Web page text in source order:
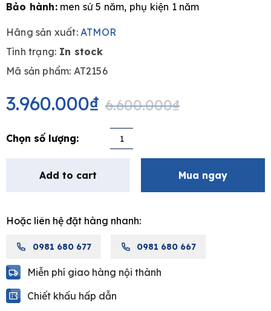
Bảo hành:men sứ 5 năm, phụ kiện 1 năm
Hãng sản xuất:ATMOR
Tình trạng: In stock
Mã sản phẩm: AT2156
6.600.000₫
Original
price
was:
6.600.000₫.
3.960.000₫
Current
price
is:
3.960.000₫.
khối
quantity
Add to cart Mua ngay
Hoặc liên hệ đặt hàng nhanh:
0981 680 677 0981 680 667
Miễn phí giao hàng nội thành
Chiết khấu hấp dẫn